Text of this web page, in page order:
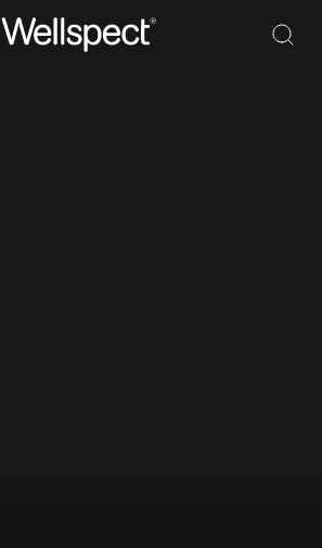
Wellspect